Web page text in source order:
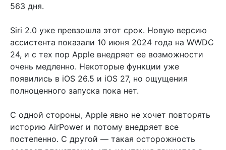
563 дня.
Siri 2.0 уже превзошла этот срок. Новую версию
ассистента показали 10 июня 2024 года на WWDC
24, и с тех пор Apple внедряет ее возможности
очень медленно. Некоторые функции уже
появились в iOS 26.5 и iOS 27, но ощущения
полноценного запуска пока нет.
С одной стороны, Apple явно не хочет повторять
историю AirPower и потому внедряет все
постепенно. С другой — такая осторожность